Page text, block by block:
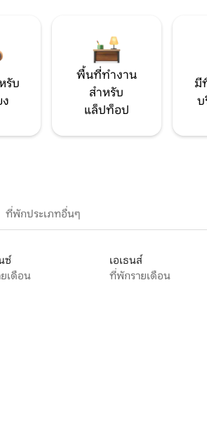
รับ
พื้นที่ทำงาน
สำหรับ
แล็ปท็อป
มี
ที่พักประเภทอื่นๆ
ซ์
เดือน
เอเธนส์
ที่พักรายเดือน